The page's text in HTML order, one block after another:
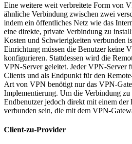
Eine weitere weit verbreitete Form von
ähnliche Verbindung zwischen zwei
indem ein öffentliches Netz wie das
eine direkte, private Verbindung zu
Kosten und Schwierigkeiten verbunden
Einrichtung müssen die Benutzer keine
konfigurieren. Stattdessen wird die
VPN-Server geleitet. Jeder VPN-Server
Clients und als Endpunkt für den
Art von VPN benötigt nur das VPN-
Implementierung. Um die Verbindung zu
Endbenutzer jedoch direkt mit einem
verbunden sein, die mit dem VPN-
Client-zu-Provider